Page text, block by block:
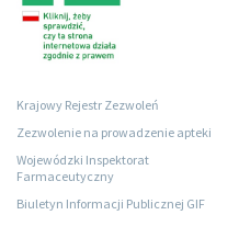
Krajowy Rejestr Zezwoleń
Zezwolenie na prowadzenie apteki
Wojewódzki Inspektorat
Farmaceutyczny
Biuletyn Informacji Publicznej GIF